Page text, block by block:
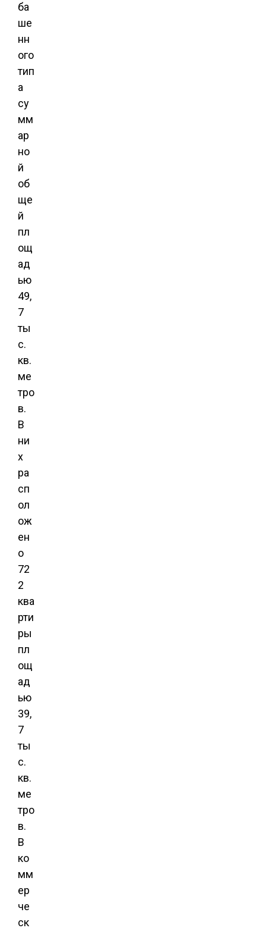
ба
ше
нн
ого
тип
а
су
мм
ар
но
й
об
ще
й
пл
ощ
ад
ью
49,
7
ты
с.
кв.
ме
тро
в.
В
ни
х
ра
сп
ол
ож
ен
о
72
2
ква
рти
ры
пл
ощ
ад
ью
39,
7
ты
с.
кв.
ме
тро
в.
В
ко
мм
ер
че
ск